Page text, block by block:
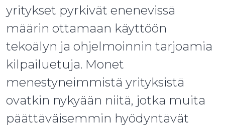
yritykset pyrkivät enenevissä
määrin ottamaan käyttöön
tekoälyn ja ohjelmoinnin tarjoamia
kilpailuetuja. Monet
menestyneimmistä yrityksistä
ovatkin nykyään niitä, jotka muita
päättäväisemmin hyödyntävät